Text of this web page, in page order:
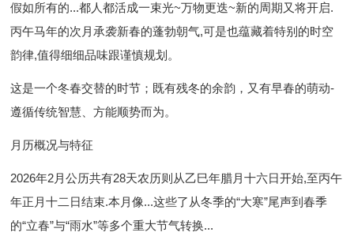
假如所有的...都人都活成一束光~万物更迭~新的周期又将开启.
丙午马年的次月承袭新春的蓬勃朝气,可是也蕴藏着特别的时空
韵律,值得细细品味跟谨慎规划。
这是一个冬春交替的时节；既有残冬的余韵，又有早春的萌动-
遵循传统智慧、方能顺势而为。
月历概况与特征
2026年2月公历共有28天农历则从乙巳年腊月十六日开始,至丙午
年正月十二日结束.本月像...这些了从冬季的“大寒”尾声到春季
的“立春”与“雨水”等多个重大节气转换...